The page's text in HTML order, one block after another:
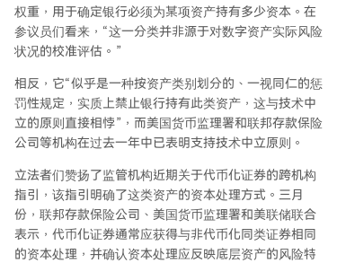
权重，用于确定银行必须为某项资产持有多少资本。在
参议员们看来，“这一分类并非源于对数字资产实际风险
状况的校准评估。”
相反，它“似乎是一种按资产类别划分的、一视同仁的惩
罚性规定，实质上禁止银行持有此类资产，这与技术中
立的原则直接相悖”，而美国货币监理署和联邦存款保险
公司等机构在过去一年中已表明支持技术中立原则。
立法者们赞扬了监管机构近期关于代币化证券的跨机构
指引，该指引明确了这类资产的资本处理方式。三月
份，联邦存款保险公司、美国货币监理署和美联储联合
表示，代币化证券通常应获得与非代币化同类证券相同
的资本处理，并确认资本处理应反映底层资产的风险特